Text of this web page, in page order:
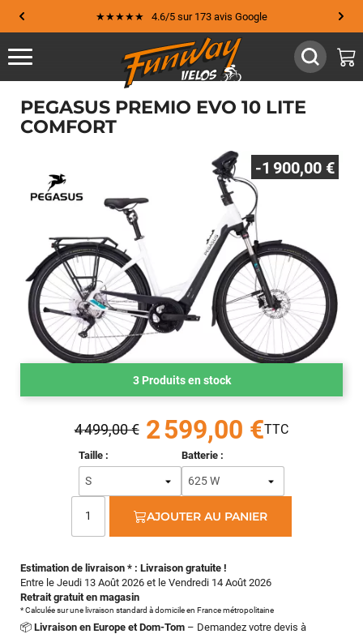
★★★★★ 4.6/5 sur 173 avis Google
PEGASUS PREMIO EVO 10 LITE
COMFORT
-1 900,00 €
3 Produits en stock
Estimation de livraison * : Livraison gratuite !
Entre le Jeudi 13 Août 2026 et le Vendredi 14 Août 2026
Retrait gratuit en magasin
* Calculée sur une livraison standard à domicile en France métropolitaine
📦 Livraison en Europe et Dom-Tom – Demandez votre devis à
Taille : Batterie :
4 499,00 € 2 599,00 €
AJOUTER AU PANIER